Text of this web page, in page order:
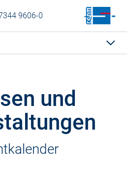
9606-0
und